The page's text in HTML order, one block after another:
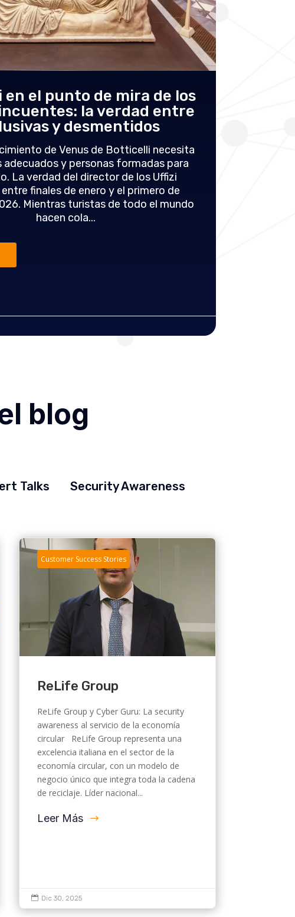
en el punto de mira de los
la verdad entre
y desmentidos
de Venus de Botticelli necesita
adecuados y personas formadas para
La verdad del director de los Uffizi
finales de enero y el primero de
Mientras turistas de todo el mundo
hacen cola...
blog
Talks Security Awareness
Customer Success Stories
ReLife Group
ReLife Group y Cyber Guru: La security
awareness al servicio de la economía
circular ReLife Group representa una
excelencia italiana en el sector de la
economía circular, con un modelo de
negocio único que integra toda la cadena
de reciclaje. Líder nacional...
Leer Más
 Dic 30, 2025